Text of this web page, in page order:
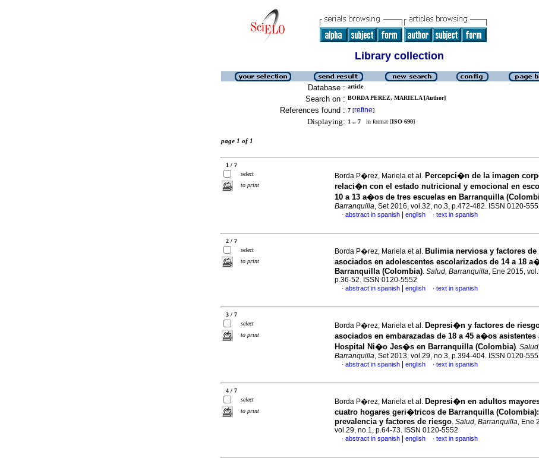
Library collection
Database : article
Search on : BORDA PEREZ, MARIELA [Author]
References found : 7 [refine]
Displaying: 1 .. 7 in format [ISO 690]
page 1 of 1
1 / 7
select
to print
Borda P�rez, Mariela et al. Percepci�n de la imagen
relaci�n con el estado nutricional y emocional en
10 a 13 a�os de tres escuelas en Barranquilla
Barranquilla, Set 2016, vol.32, no.3, p.472-482. ISSN 0120-
· abstract in spanish english · text in spanish
2 / 7
select
to print
Borda P�rez, Mariela et al. Bulimia nerviosa y factores de
asociados en adolescentes escolarizados de 14 a 18
Barranquilla (Colombia). Salud, Barranquilla, Ene 2015,
p.36-52. ISSN 0120-5552
· abstract in spanish english · text in spanish
3 / 7
select
to print
Borda P�rez, Mariela et al. Depresi�n y factores de
asociados en embarazadas de 18 a 45 a�os asistentes
Hospital Ni�o Jes�s en Barranquilla (Colombia). Salud,
Barranquilla, Set 2013, vol.29, no.3, p.394-404. ISSN 0120-
· abstract in spanish english · text in spanish
4 / 7
select
to print
Borda P�rez, Mariela et al. Depresi�n en adultos
cuatro hogares geri�tricos de Barranquilla (Colombia):
prevalencia y factores de riesgo. Salud, Barranquilla, Ene
vol.29, no.1, p.64-73. ISSN 0120-5552
· abstract in spanish english · text in spanish